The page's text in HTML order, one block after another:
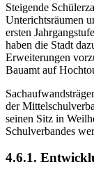
Steigende
Unterichtsräumen
ersten
haben die Stadt
Erweiterungen
Bauamt auf
der
seinen Sitz in
Schulverbandes
4.6.1.